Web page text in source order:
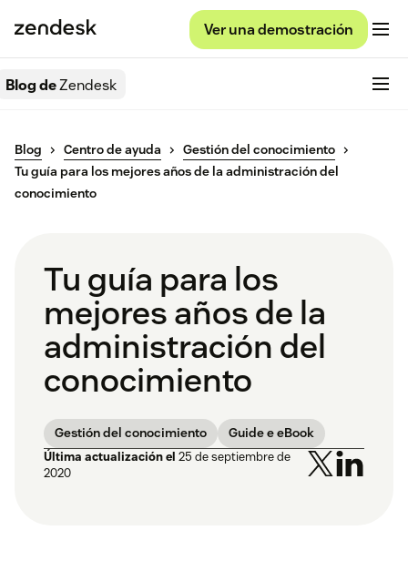
Ver una demostración
Blog deZendesk
Blog Centro de ayuda
Gestión del conocimiento
Tu guía para los mejores años de la administración del
conocimiento
Tu guía para los
mejores años de la
administración del
conocimiento
Gestión del conocimiento Guide e eBook
Última actualización el 25 de septiembre de
2020